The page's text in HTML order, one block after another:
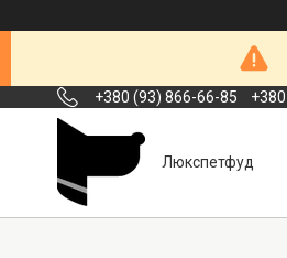
+380 (93) 866-66-85
Люкспетфуд